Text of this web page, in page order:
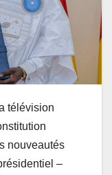
télévision
nouveautés
–